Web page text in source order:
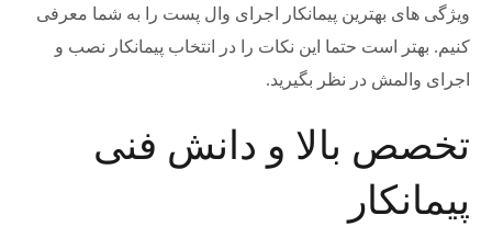
ویژگی های بهترین پیمانکار اجرای وال پست را به شما معرفی
کنیم. بهتر است حتما این نکات را در انتخاب پیمانکار نصب و
اجرای والمش در نظر بگیرید.
تخصص بالا و دانش فنی
پیمانکار